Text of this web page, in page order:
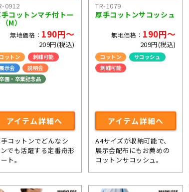
0912
コットンマチ付トー
M）
無地価格： 190円～
209円(税込)
ットン
刺繍可能
示会
説明会
園・卒業記念品
アイテム詳細へ
コットンでどんなシ
でも活躍する定番舟形
ト。
TR-1079
厚手コットンサコッシュ
無地価格： 190円～
209円(税込)
コットン
サコッシュ
刺繍可能
アイテム詳細へ
A4サイズが収納可能で、
展示会配布にもお薦めの
コットンサコッシュ。